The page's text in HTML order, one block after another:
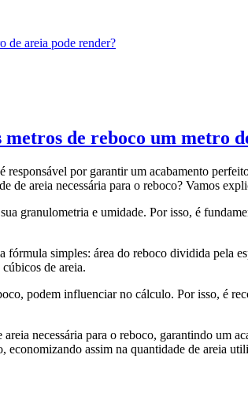
de reboco um metro
por garantir um acabamento
areia necessária para o reboco? Vamos
granulometria e umidade. Por isso, é
fórmula simples: área do reboco dividida pela
de areia.
podem influenciar no cálculo. Por isso, é
necessária para o reboco, garantindo um
economizando assim na quantidade de areia